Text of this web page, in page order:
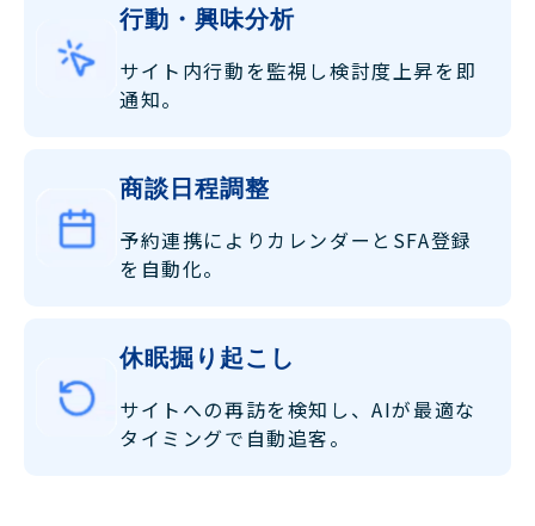
行動・興味分析
サイト内行動を監視し検討度上昇を即
通知。
商談日程調整
予約連携によりカレンダーとSFA登録
を自動化。
休眠掘り起こし
サイトへの再訪を検知し、AIが最適な
タイミングで自動追客。